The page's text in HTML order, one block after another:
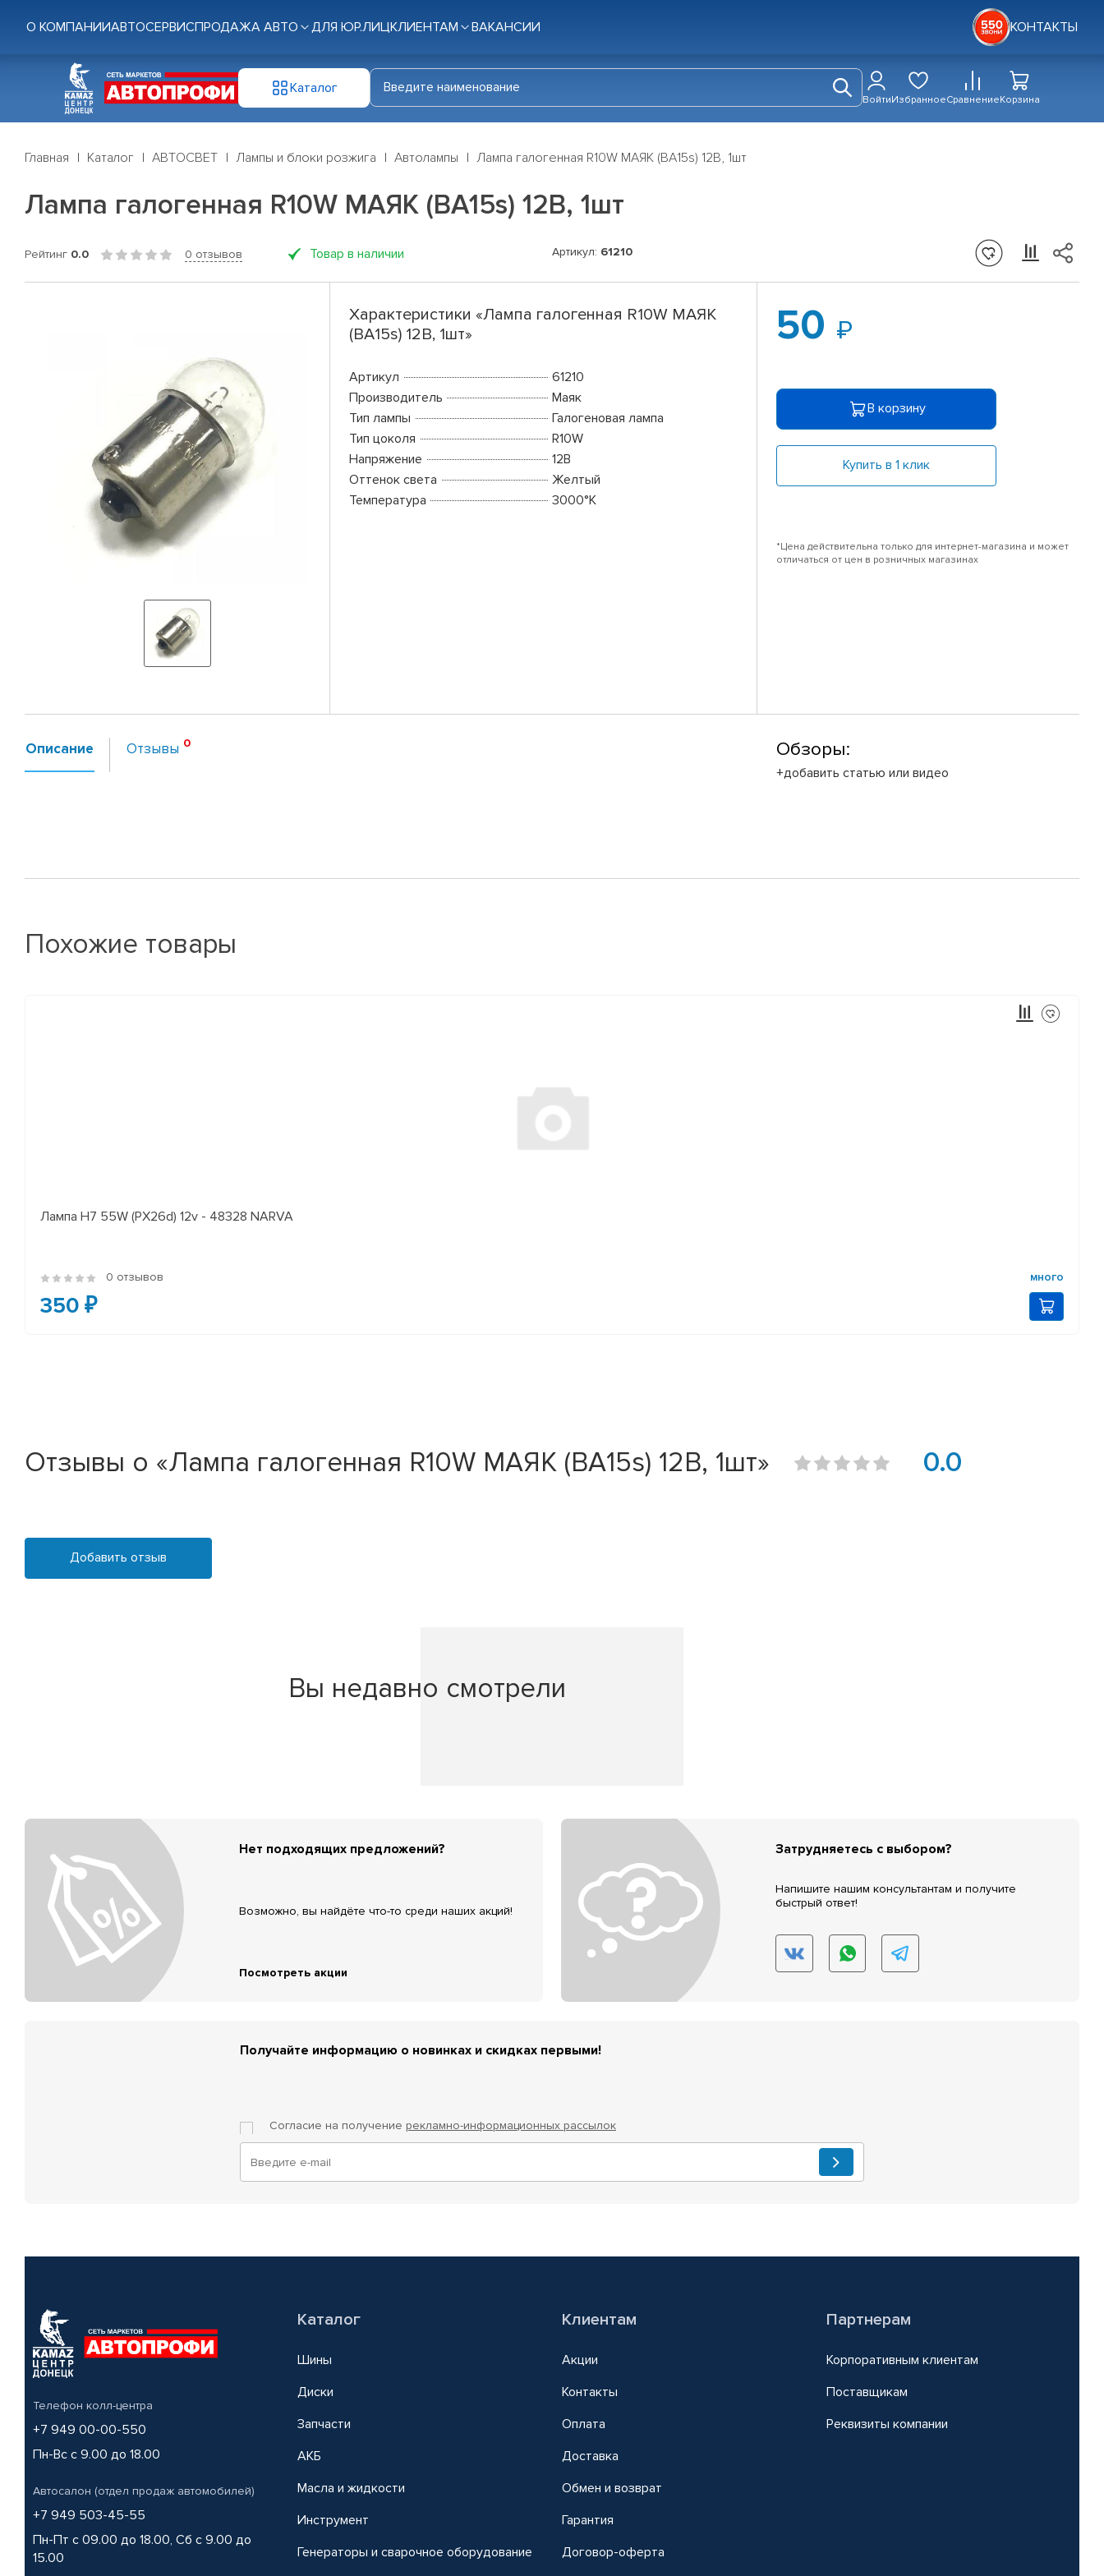
О КОМПАНИИАВТОСЕРВИСПРОДАЖА АВТО ДЛЯ ЮР.ЛИЦКЛИЕНТАМ ВАКАНСИИ КОНТАКТЫ
Каталог
ВойтиИзбранноеСравнениеКорзина
Главная Каталог АВТОСВЕТ Лампы и блоки розжига Автолампы Лампа галогенная R10W МАЯК (BA15s) 12В, 1шт
Лампа галогенная R10W МАЯК (BA15s) 12В, 1шт
Рейтинг 0.0 0 отзывов Товар в наличии Артикул: 61210
Характеристики «Лампа галогенная R10W МАЯК
(BA15s) 12В, 1шт»
Артикул
61210
Производитель
Маяк
Тип лампы
Галогеновая лампа
Тип цоколя
R10W
Напряжение
12В
Оттенок света
Желтый
Температура
3000°K
50
В корзину
Купить в 1 клик
*Цена действительна только для интернет-магазина и может
отличаться от цен в розничных магазинах
Описание Отзывы Обзоры:
+добавить статью или видео
Похожие товары
Лампа H7 55W (PX26d) 12v - 48328 NARVA
0 отзывов много
350 ₽
Отзывы о «Лампа галогенная R10W МАЯК (BA15s) 12В, 1шт» 0.0
Добавить отзыв
Вы недавно смотрели
Нет подходящих предложений?
Возможно, вы найдёте что-то среди наших акций!
Посмотреть акции
Затрудняетесь с выбором?
Напишите нашим консультантам и получите
быстрый ответ!
Получайте информацию о новинках и скидках первыми!
Согласие на получение рекламно-информационных рассылок
Телефон колл-центра
+7 949 00-00-550
Пн-Вс с 9.00 до 18.00
Автосалон (отдел продаж автомобилей)
+7 949 503-45-55
Пн-Пт с 09.00 до 18.00, Сб с 9.00 до
15.00
Каталог
Шины
Диски
Запчасти
АКБ
Масла и жидкости
Инструмент
Генераторы и сварочное оборудование
Клиентам
Акции
Контакты
Оплата
Доставка
Обмен и возврат
Гарантия
Договор-оферта
Партнерам
Корпоративным клиентам
Поставщикам
Реквизиты компании